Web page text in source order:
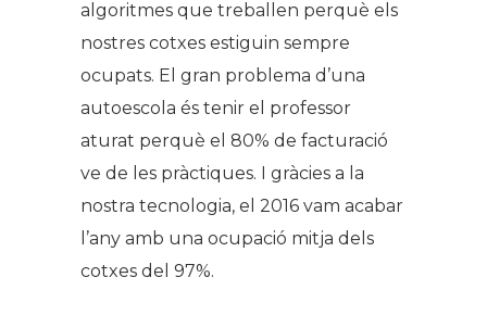
algoritmes que treballen perquè els
nostres cotxes estiguin sempre
ocupats. El gran problema d’una
autoescola és tenir el professor
aturat perquè el 80% de facturació
ve de les pràctiques. I gràcies a la
nostra tecnologia, el 2016 vam acabar
l’any amb una ocupació mitja dels
cotxes del 97%.